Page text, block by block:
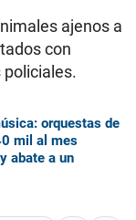
ajenos a
con
orquestas de
mil al mes
abate a un